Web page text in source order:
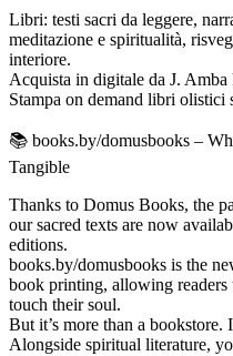
Libri: testi sacri da leggere,
meditazione e spiritualità,
interiore.
Acquista in digitale da J.
Stampa on demand libri olistici
📚 books.by/domusbooks –
Tangible
Thanks to Domus Books, the
our sacred texts are now
editions.
books.by/domusbooks is the
book printing, allowing
touch their soul.
But it’s more than a bookstore.
Alongside spiritual literature,